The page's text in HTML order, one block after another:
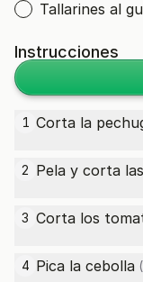
Tallarines al
Instrucciones
1 Corta la
2 Pela y corta las
3 Corta los
4 Pica la cebolla